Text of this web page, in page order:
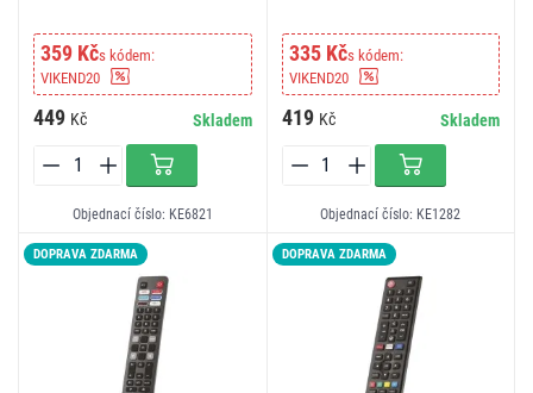
359 Kčs kódem:
VIKEND20
449 Kč Skladem
Objednací číslo: KE6821
335 Kčs kódem:
VIKEND20
419 Kč Skladem
Objednací číslo: KE1282
DOPRAVA ZDARMA DOPRAVA ZDARMA